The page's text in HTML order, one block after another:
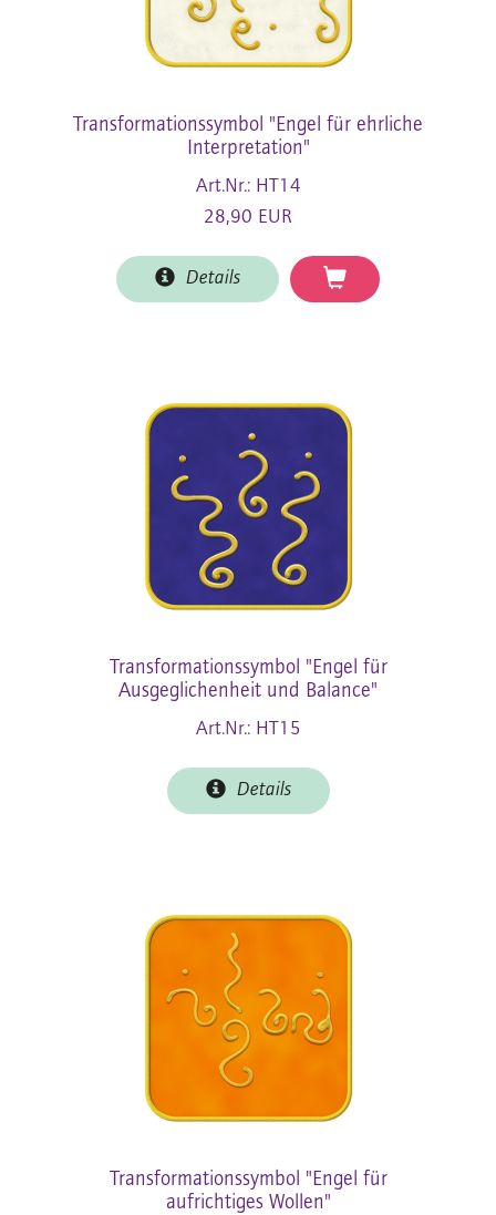
Transformationssymbol "Engel für ehrliche
Interpretation"
Art.Nr.: HT14
28,90 EUR
Details
Transformationssymbol "Engel für
Ausgeglichenheit und Balance"
Art.Nr.: HT15
Details
Transformationssymbol "Engel für
aufrichtiges Wollen"